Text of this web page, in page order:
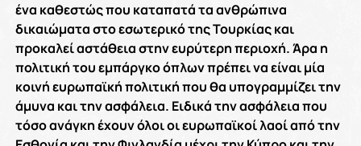
ένα καθεστώς που καταπατά τα ανθρώπινα
δικαιώματα στο εσωτερικό της Τουρκίας και
προκαλεί αστάθεια στην ευρύτερη περιοχή. Άρα η
πολιτική του εμπάργκο όπλων πρέπει να είναι μία
κοινή ευρωπαϊκή πολιτική που θα υπογραμμίζει την
άμυνα και την ασφάλεια. Ειδικά την ασφάλεια που
τόσο ανάγκη έχουν όλοι οι ευρωπαϊκοί λαοί από την